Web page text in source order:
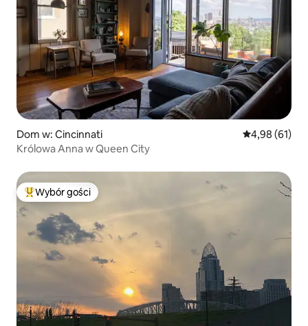
Dom w: Cincinnati Średnia
4,98 (61)
Królowa Anna w Queen City
Najpopularniejsze z kategorii Wybór gości
Wybór gości